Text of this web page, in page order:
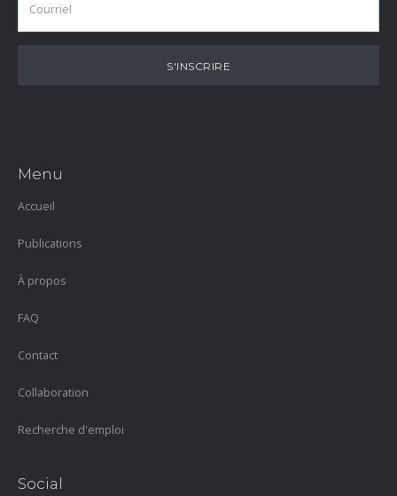
Menu
Accueil
Publications
À propos
FAQ
Contact
Collaboration
Recherche d'emploi
Social